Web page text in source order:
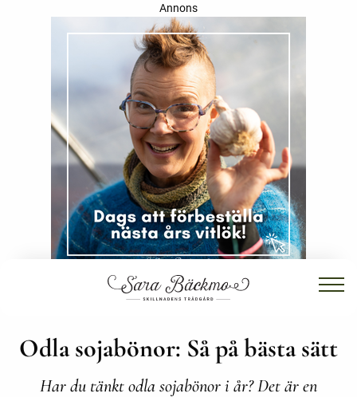
Annons
Odla sojabönor: Så på bästa sätt
Har du tänkt odla sojabönor i år? Det är en